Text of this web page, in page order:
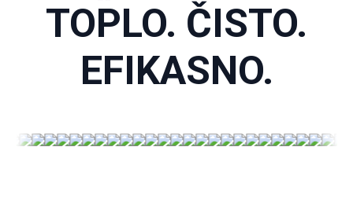
TOPLO. ČISTO.
EFIKASNO.